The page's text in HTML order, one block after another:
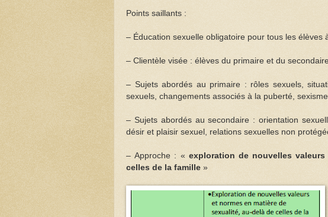
Points saillants :
– Éducation sexuelle obligatoire pour tous les élèves
– Clientèle visée : élèves du primaire et du
– Sujets abordés au primaire : rôles sexuels,
sexuels, changements associés à la puberté,
– Sujets abordés au secondaire : orientation
désir et plaisir sexuel, relations sexuelles non
– Approche : « exploration de nouvelles
celles de la famille »